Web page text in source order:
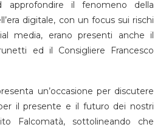
approfondire il fenomeno della
digitale, con un focus sui rischi
media, erano presenti anche il
ed il Consigliere Francesco
un’occasione per discutere
il presente e il futuro dei nostri
Falcomatà, sottolineando che